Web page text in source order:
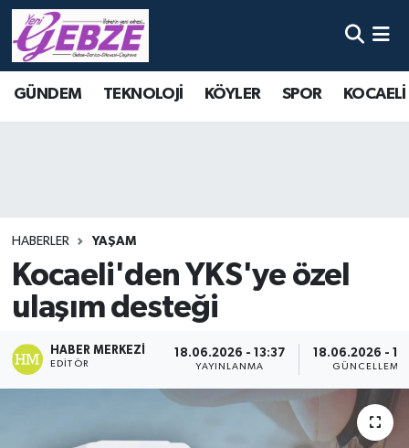
GÜNDEM TEKNOLOJİ KÖYLER SPOR
HABERLER YAŞAM
Kocaeli'den YKS'ye özel
ulaşım desteği
HABER MERKEZI
EDITÖR
18.06.2026 - 13:37
YAYINLANMA
18.06.2026 -
GÜNCELLEME
Nöbetçi Eczaneler
Tüm Manşetler
Son Dakika Haberleri